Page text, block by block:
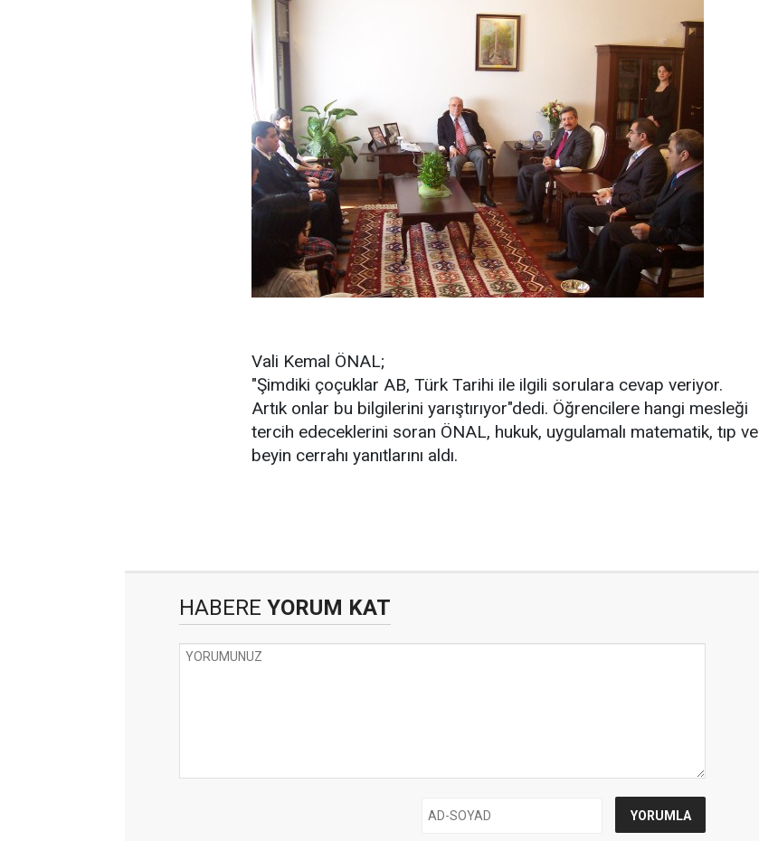
Vali Kemal ÖNAL;
"Şimdiki çoçuklar AB, Türk Tarihi ile ilgili sorulara cevap veriyor.
Artık onlar bu bilgilerini yarıştırıyor"dedi. Öğrencilere hangi mesleği
tercih edeceklerini soran ÖNAL, hukuk, uygulamalı matematik, tıp ve
beyin cerrahı yanıtlarını aldı.
HABERE YORUM KAT